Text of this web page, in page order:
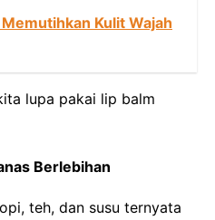
Kulit Wajah
lupa pakai lip balm
Berlebihan
teh, dan susu ternyata